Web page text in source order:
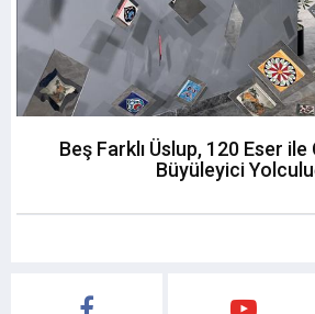
Beş Farklı Üslup, 120 Eser ile
Büyüleyici